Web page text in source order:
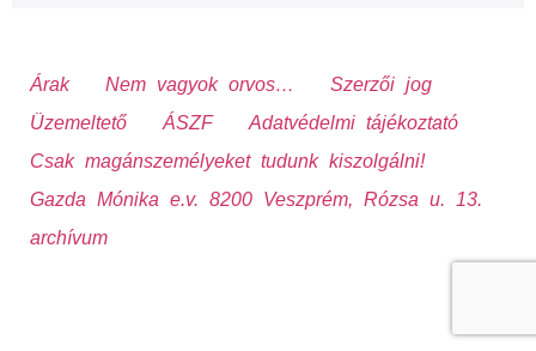
Árak Nem vagyok orvos…
Szerzői jog
Üzemeltető
ÁSZF
Adatvédelmi tájékoztató
Csak magánszemélyeket tudunk kiszolgálni!
Gazda Mónika e.v. 8200 Veszprém, Rózsa u. 13.
archívum